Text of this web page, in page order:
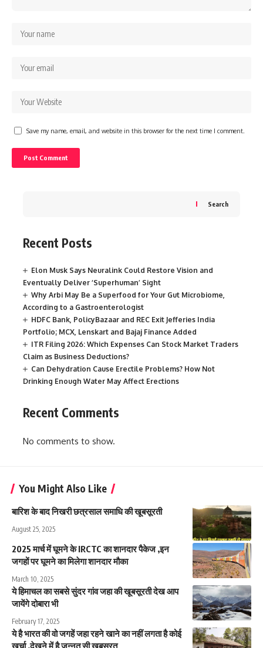
Save my name, email, and website in this browser for the next time I comment.
Search
Recent Posts
Elon Musk Says Neuralink Could Restore Vision and
Eventually Deliver ‘Superhuman’ Sight
Why Arbi May Be a Superfood for Your Gut Microbiome,
According to a Gastroenterologist
HDFC Bank, PolicyBazaar and REC Exit Jefferies India
Portfolio; MCX, Lenskart and Bajaj Finance Added
ITR Filing 2026: Which Expenses Can Stock Market Traders
Claim as Business Deductions?
Can Dehydration Cause Erectile Problems? How Not
Drinking Enough Water May Affect Erections
Recent Comments
No comments to show.
You Might Also Like
बारिश के बाद निखरी छत्रसाल समाधि की खूबसूरती
August 25, 2025
2025 मार्च में घूमने के IRCTC का शानदार पैकेज ,इन
जगहों पर घूमने का मिलेगा शानदार मौका
March 10, 2025
ये हिमाचल का सबसे सुंदर गांव जहा की खूबसूरती देख आप
जायेंगे दोबारा भी
February 17, 2025
ये है भारत की वो जगहें जहा रहने खाने का नहीं लगता है कोई
खर्चा ,देखने में है जन्नत सी खूबसूरत